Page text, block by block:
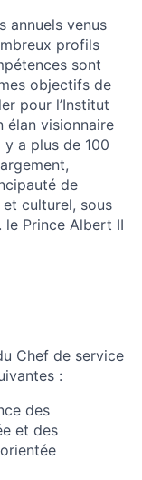
annuels venus
profils
sont
objectifs de
pour l’Institut
élan visionnaire
y a plus de 100
de
culturel, sous
le Prince Albert II
Chef de service
:
des
et des